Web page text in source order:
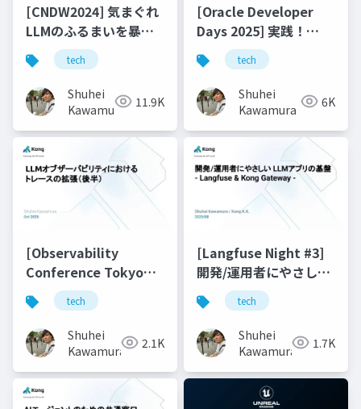
[CNDW2024] 気まぐれ
LLMのふるまいを暴
け！ - OpenLLMetryを
通して見る世界 -
tech
Shuhei
Kawamura
11.9K
[Oracle Developer
Days 2025] 実践！
Datadogで高める OCI
のオブザーバビリティ
tech
Shuhei
Kawamura
6K
[Observability
Conference Tokyo
2025] LLMオブザーバ
ビリティにおけるトレ
ースの拡張（後半）
tech
Shuhei
Kawamura
2.1K
[Langfuse Night #3]
開発/運用者にやさしい
LLMアプリの基盤 -
Langfuse & Kong
Gateway -
tech
Shuhei
Kawamura
1.7K